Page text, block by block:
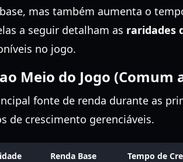
mas também aumenta o
a seguir detalham as raridades
no jogo.
Meio do Jogo (Comum
fonte de renda durante as
de crescimento gerenciáveis.
Renda Base Tempo de